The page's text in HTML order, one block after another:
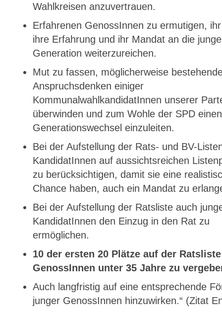
Wahlkreisen anzuvertrauen.
Erfahrenen GenossInnen zu ermutigen,
ihre Erfahrung und ihr Mandat an die junge
Generation weiterzureichen.
Mut zu fassen, möglicherweise
Anspruchsdenken einiger
KommunalwahlkandidatInnen unserer
überwinden und zum Wohle der SPD einen
Generationswechsel einzuleiten.
Bei der Aufstellung der Rats- und BV-
KandidatInnen auf aussichtsreichen
zu berücksichtigen, damit sie eine
Chance haben, auch ein Mandat zu
Bei der Aufstellung der Ratsliste auch
KandidatInnen den Einzug in den Rat zu
ermöglichen.
10 der ersten 20 Plätze auf der
GenossInnen unter 35 Jahre zu
Auch langfristig auf eine entsprechende
junger GenossInnen hinzuwirken.“ (Zitat